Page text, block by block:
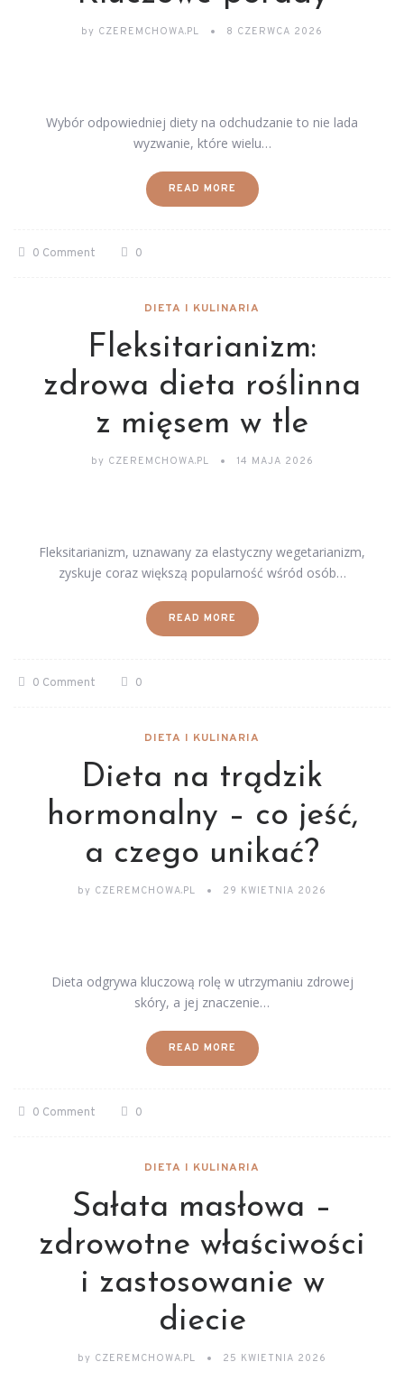
by CZEREMCHOWA.PL 8 CZERWCA 2026
Wybór odpowiedniej diety na odchudzanie to nie lada
wyzwanie, które wielu…
READ MORE
0 Comment 0
DIETA I KULINARIA
Fleksitarianizm:
zdrowa dieta roślinna
z mięsem w tle
by CZEREMCHOWA.PL 14 MAJA 2026
Fleksitarianizm, uznawany za elastyczny wegetarianizm,
zyskuje coraz większą popularność wśród osób…
READ MORE
0 Comment 0
DIETA I KULINARIA
Dieta na trądzik
hormonalny – co jeść,
a czego unikać?
by CZEREMCHOWA.PL 29 KWIETNIA 2026
Dieta odgrywa kluczową rolę w utrzymaniu zdrowej
skóry, a jej znaczenie…
READ MORE
0 Comment 0
DIETA I KULINARIA
Sałata masłowa –
zdrowotne właściwości
i zastosowanie w
diecie
by CZEREMCHOWA.PL 25 KWIETNIA 2026